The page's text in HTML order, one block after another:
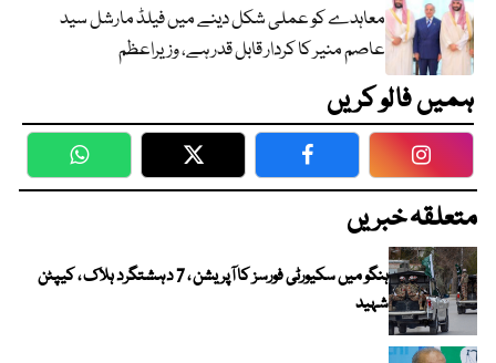
معاہدے کو عملی شکل دینے میں فیلڈ مارشل سید
عاصم منیر کا کردار قابل قدر ہے، وزیراعظم
ہمیں فالو کریں
WhatsApp Twitter Facebook
متعلقہ خبریں
ہنگو میں سکیورٹی فورسز کا آپریشن ، 7 دہشتگرد ہلاک ، کیپٹن
شہید